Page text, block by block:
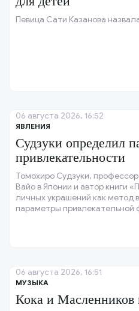
Певица Сати Казанова
ЯВЛЕНИЯ
Судзуки определил
привлекательности
Томохиро Судзуки,
Вайо в Японии и автор книги
личных украшений как метод
параметры привлекательной
06 августа 2026, 16:52
МУЗЫКА
Кока и Масленников
06 августа 2026, 16:51